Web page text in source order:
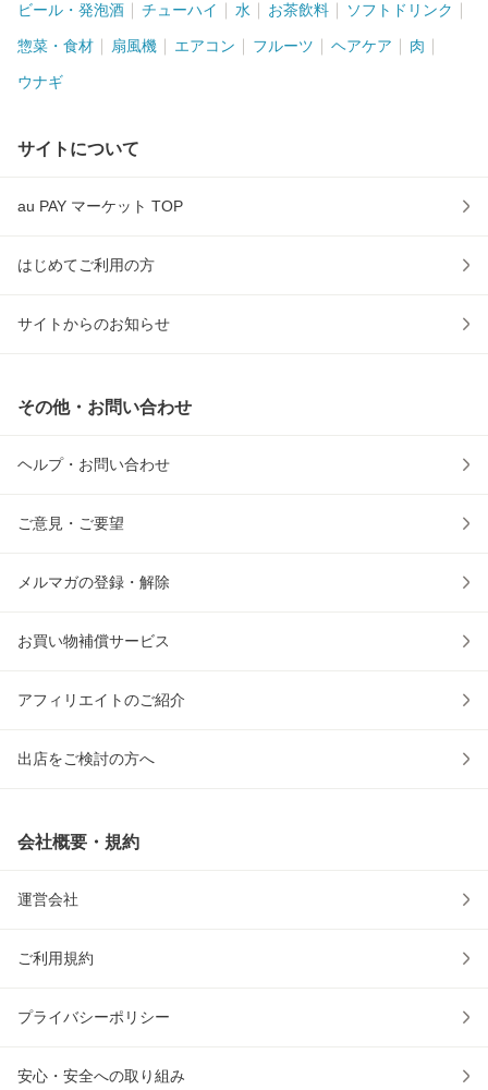
ビール・発泡酒 チューハイ 水 お茶飲料 ソフトドリンク
惣菜・食材 扇風機 エアコン フルーツ ヘアケア 肉
ウナギ
サイトについて
au PAY マーケット TOP
はじめてご利用の方
サイトからのお知らせ
その他・お問い合わせ
ヘルプ・お問い合わせ
ご意見・ご要望
メルマガの登録・解除
お買い物補償サービス
アフィリエイトのご紹介
出店をご検討の方へ
会社概要・規約
運営会社
ご利用規約
プライバシーポリシー
安心・安全への取り組み